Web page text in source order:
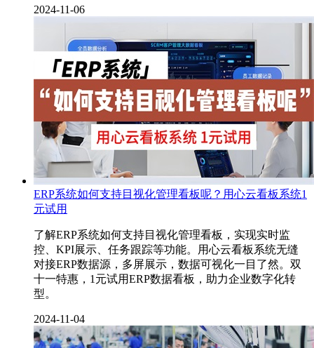
2024-11-06
ERP系统如何支持目视化管理看板呢？用心云看板系统1
元试用
了解ERP系统如何支持目视化管理看板，实现实时监
控、KPI展示、任务跟踪等功能。用心云看板系统无缝
对接ERP数据源，多屏展示，数据可视化一目了然。双
十一特惠，1元试用ERP数据看板，助力企业数字化转
型。
2024-11-04